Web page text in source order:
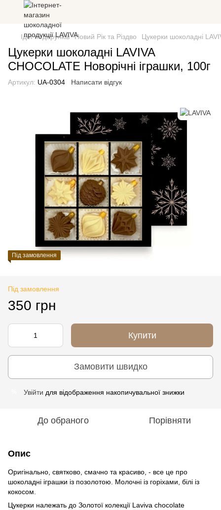
Ідеї подарунків Новий Рік та Різдво Цукерки шоколадні
Цукерки шоколадні LAVIVA
CHOCOLATE Новорічні іграшки, 100г
Артикул: UA-0304 Написати відгук
Під замовлення
Під замовлення
350 грн
Купити
Замовити швидко
Увійти для відображення накопичувальної знижки
До обраного Порівняти
Опис
Оригінально, святково, смачно та красиво, - все це про
шоколадні іграшки із позолотою. Молочні із горіхами, білі із
кокосом.
Цукерки належать до Золотої колекції Laviva chocolate